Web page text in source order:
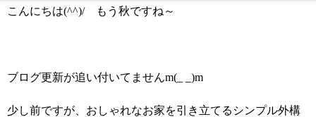
こんにちは(^^)/ もう秋ですね～
ブログ更新が追い付いてませんm(_ _)m
少し前ですが、おしゃれなお家を引き立てるシンプル外構